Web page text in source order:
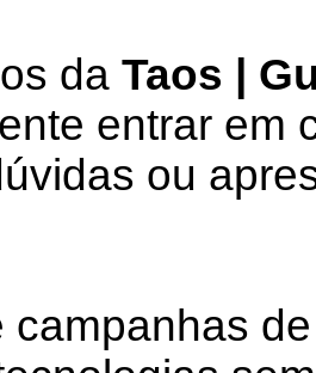
da Taos |
entrar em
ou
campanhas